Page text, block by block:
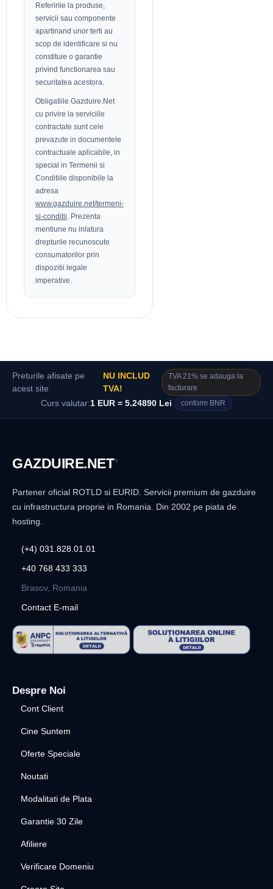
Referirile la produse,
servicii sau componente
apartinand unor terti au
scop de identificare si nu
constituie o garantie
privind functionarea sau
securitatea acestora.
Obligatiile Gazduire.Net
cu privire la serviciile
contractate sunt cele
prevazute in documentele
contractuale aplicabile, in
special in Termenii si
Conditiile disponibile la
adresa
www.gazduire.net/termeni-
si-conditii . Prezenta
mentiune nu inlatura
drepturile recunoscute
consumatorilor prin
dispozitii legale
imperative.
Preturile afisate pe
acest site
NU INCLUD
TVA!
TVA 21% se adauga la
facturare
Curs valutar:1 EUR = 5.24890 Lei conform BNR
GAZDUIRE.NET®
Partener oficial ROTLD si EURID. Servicii premium de gazduire
cu infrastructura proprie in Romania. Din 2002 pe piata de
hosting.
(+4) 031.828.01.01
+40 768 433 333
Brasov, Romania
Contact E-mail
Despre Noi
Cont Client
Cine Suntem
Oferte Speciale
Noutati
Modalitati de Plata
Garantie 30 Zile
Afiliere
Verificare Domeniu